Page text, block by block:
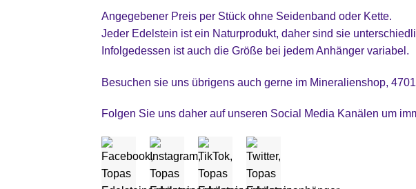
Angegebener Preis per Stück ohne Seidenband oder Kette.
Jeder Edelstein ist ein Naturprodukt, daher sind sie
Infolgedessen ist auch die Größe bei jedem Anhänger variabel.
Besuchen sie uns übrigens auch gerne im Mineralienshop,
Folgen Sie uns daher auf unseren Social Media Kanälen um